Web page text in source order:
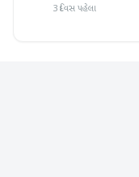
3 દિવસ પહેલા